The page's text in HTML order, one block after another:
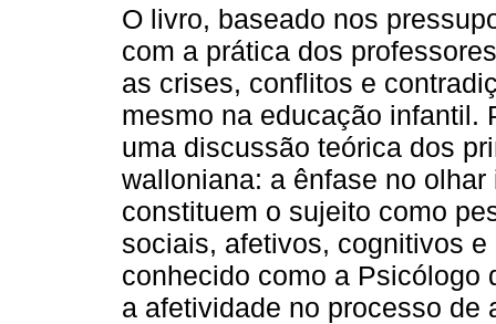
O livro, baseado nos
com a prática dos
as crises, conflitos e
mesmo na educação infantil.
uma discussão teórica dos
walloniana: a ênfase no
constituem o sujeito como
sociais, afetivos, cognitivos
conhecido como a Psicólogo
a afetividade no processo de